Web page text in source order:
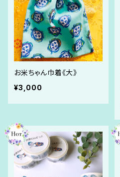
お米ちゃん巾着《大》
¥3,000